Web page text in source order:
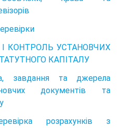
І КОНТРОЛЬ УСТАНОВЧИХ
КАПІТАЛУ
завдання та джерела
документів та
розрахунків з